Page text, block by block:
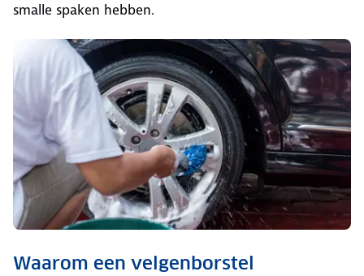
smalle spaken hebben.
Waarom een velgenborstel